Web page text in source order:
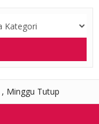
Minggu Tutup